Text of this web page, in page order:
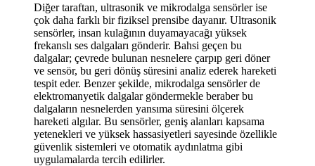
Diğer taraftan, ultrasonik ve mikrodalga sensörler ise
çok daha farklı bir fiziksel prensibe dayanır. Ultrasonik
sensörler, insan kulağının duyamayacağı yüksek
frekanslı ses dalgaları gönderir. Bahsi geçen bu
dalgalar; çevrede bulunan nesnelere çarpıp geri döner
ve sensör, bu geri dönüş süresini analiz ederek hareketi
tespit eder. Benzer şekilde, mikrodalga sensörler de
elektromanyetik dalgalar göndermekle beraber bu
dalgaların nesnelerden yansıma süresini ölçerek
hareketi algılar. Bu sensörler, geniş alanları kapsama
yetenekleri ve yüksek hassasiyetleri sayesinde özellikle
güvenlik sistemleri ve otomatik aydınlatma gibi
uygulamalarda tercih edilirler.